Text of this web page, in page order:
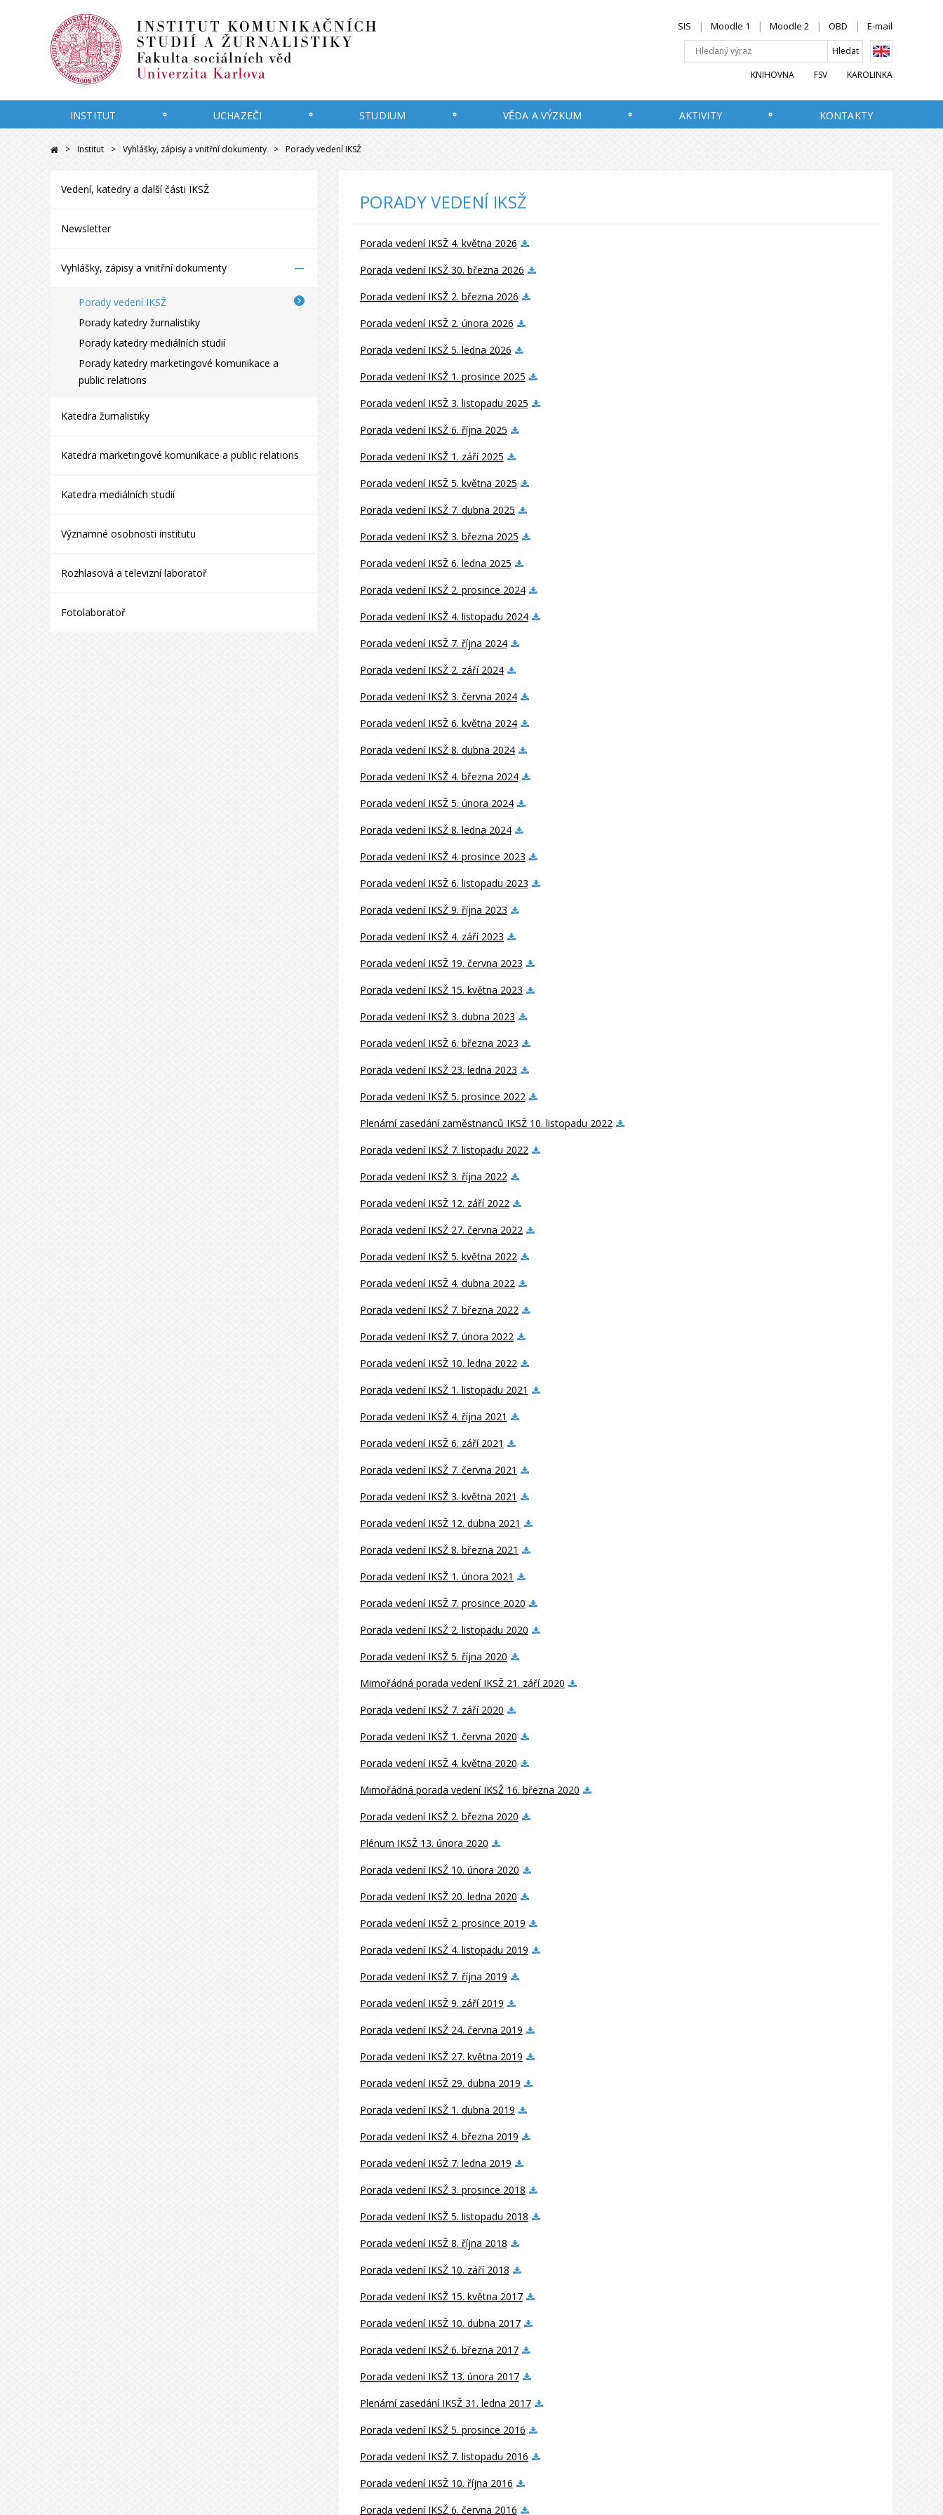
SIS Moodle 1 Moodle 2 OBD E-mail
KNIHOVNA FSV KAROLINKA
INSTITUT UCHAZEČI STUDIUM VĚDA A VÝZKUM AKTIVITY KONTAKTY
Institut Vyhlášky, zápisy a vnitřní dokumenty Porady vedení IKSŽ
Vedení, katedry a další části IKSŽ
Newsletter
Vyhlášky, zápisy a vnitřní dokumenty –
Porady vedení IKSŽ
Porady katedry žurnalistiky
Porady katedry mediálních studií
Porady katedry marketingové komunikace a
public relations
Katedra žurnalistiky
Katedra marketingové komunikace a public relations
Katedra mediálních studií
Významné osobnosti institutu
Rozhlasová a televizní laboratoř
Fotolaboratoř
PORADY VEDENÍ IKSŽ
Porada vedení IKSŽ 4. května 2026
Porada vedení IKSŽ 30. března 2026
Porada vedení IKSŽ 2. března 2026
Porada vedení IKSŽ 2. února 2026
Porada vedení IKSŽ 5. ledna 2026
Porada vedení IKSŽ 1. prosince 2025
Porada vedení IKSŽ 3. listopadu 2025
Porada vedení IKSŽ 6. října 2025
Porada vedení IKSŽ 1. září 2025
Porada vedení IKSŽ 5. května 2025
Porada vedení IKSŽ 7. dubna 2025
Porada vedení IKSŽ 3. března 2025
Porada vedení IKSŽ 6. ledna 2025
Porada vedení IKSŽ 2. prosince 2024
Porada vedení IKSŽ 4. listopadu 2024
Porada vedení IKSŽ 7. října 2024
Porada vedení IKSŽ 2. září 2024
Porada vedení IKSŽ 3. června 2024
Porada vedení IKSŽ 6. května 2024
Porada vedení IKSŽ 8. dubna 2024
Porada vedení IKSŽ 4. března 2024
Porada vedení IKSŽ 5. února 2024
Porada vedení IKSŽ 8. ledna 2024
Porada vedení IKSŽ 4. prosince 2023
Porada vedení IKSŽ 6. listopadu 2023
Porada vedení IKSŽ 9. října 2023
Porada vedení IKSŽ 4. září 2023
Porada vedení IKSŽ 19. června 2023
Porada vedení IKSŽ 15. května 2023
Porada vedení IKSŽ 3. dubna 2023
Porada vedení IKSŽ 6. března 2023
Porada vedení IKSŽ 23. ledna 2023
Porada vedení IKSŽ 5. prosince 2022
Plenární zasedání zaměstnanců IKSŽ 10. listopadu 2022
Porada vedení IKSŽ 7. listopadu 2022
Porada vedení IKSŽ 3. října 2022
Porada vedení IKSŽ 12. září 2022
Porada vedení IKSŽ 27. června 2022
Porada vedení IKSŽ 5. května 2022
Porada vedení IKSŽ 4. dubna 2022
Porada vedení IKSŽ 7. března 2022
Porada vedení IKSŽ 7. února 2022
Porada vedení IKSŽ 10. ledna 2022
Porada vedení IKSŽ 1. listopadu 2021
Porada vedení IKSŽ 4. října 2021
Porada vedení IKSŽ 6. září 2021
Porada vedení IKSŽ 7. června 2021
Porada vedení IKSŽ 3. května 2021
Porada vedení IKSŽ 12. dubna 2021
Porada vedení IKSŽ 8. března 2021
Porada vedení IKSŽ 1. února 2021
Porada vedení IKSŽ 7. prosince 2020
Porada vedení IKSŽ 2. listopadu 2020
Porada vedení IKSŽ 5. října 2020
Mimořádná porada vedení IKSŽ 21. září 2020
Porada vedení IKSŽ 7. září 2020
Porada vedení IKSŽ 1. června 2020
Porada vedení IKSŽ 4. května 2020
Mimořádná porada vedení IKSŽ 16. března 2020
Porada vedení IKSŽ 2. března 2020
Plénum IKSŽ 13. února 2020
Porada vedení IKSŽ 10. února 2020
Porada vedení IKSŽ 20. ledna 2020
Porada vedení IKSŽ 2. prosince 2019
Porada vedení IKSŽ 4. listopadu 2019
Porada vedení IKSŽ 7. října 2019
Porada vedení IKSŽ 9. září 2019
Porada vedení IKSŽ 24. června 2019
Porada vedení IKSŽ 27. května 2019
Porada vedení IKSŽ 29. dubna 2019
Porada vedení IKSŽ 1. dubna 2019
Porada vedení IKSŽ 4. března 2019
Porada vedení IKSŽ 7. ledna 2019
Porada vedení IKSŽ 3. prosince 2018
Porada vedení IKSŽ 5. listopadu 2018
Porada vedení IKSŽ 8. října 2018
Porada vedení IKSŽ 10. září 2018
Porada vedení IKSŽ 15. května 2017
Porada vedení IKSŽ 10. dubna 2017
Porada vedení IKSŽ 6. března 2017
Porada vedení IKSŽ 13. února 2017
Plenární zasedání IKSŽ 31. ledna 2017
Porada vedení IKSŽ 5. prosince 2016
Porada vedení IKSŽ 7. listopadu 2016
Porada vedení IKSŽ 10. října 2016
Porada vedení IKSŽ 6. června 2016